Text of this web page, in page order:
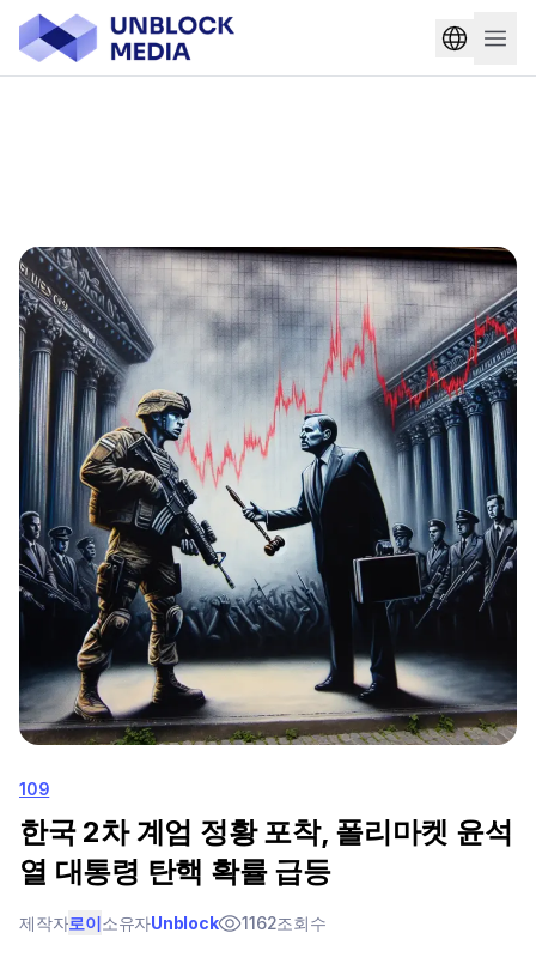
109
한국 2차 계엄 정황 포착, 폴리마켓 윤석
열 대통령 탄핵 확률 급등
제작자로이소유자Unblock 1162조회수